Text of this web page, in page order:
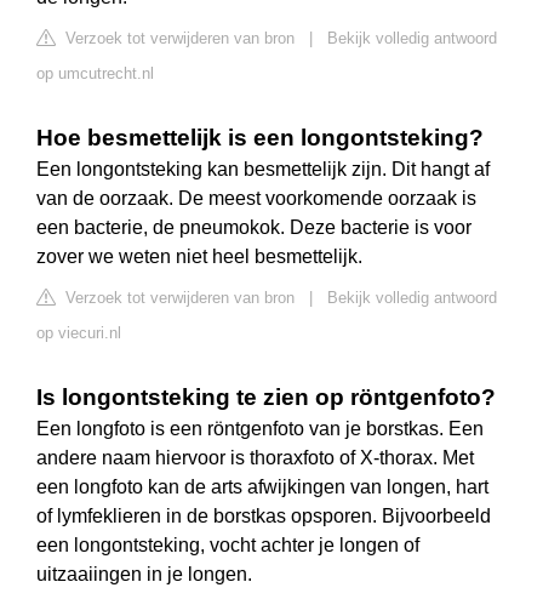
Verzoek tot verwijderen van bron
Bekijk volledig antwoord
op umcutrecht.nl
Hoe besmettelijk is een longontsteking?
Een longontsteking kan besmettelijk zijn. Dit hangt af
van de oorzaak. De meest voorkomende oorzaak is
een bacterie, de pneumokok. Deze bacterie is voor
zover we weten niet heel besmettelijk.
Verzoek tot verwijderen van bron
Bekijk volledig antwoord
op viecuri.nl
Is longontsteking te zien op röntgenfoto?
Een longfoto is een röntgenfoto van je borstkas. Een
andere naam hiervoor is thoraxfoto of X-thorax. Met
een longfoto kan de arts afwijkingen van longen, hart
of lymfeklieren in de borstkas opsporen. Bijvoorbeeld
een longontsteking, vocht achter je longen of
uitzaaiingen in je longen.